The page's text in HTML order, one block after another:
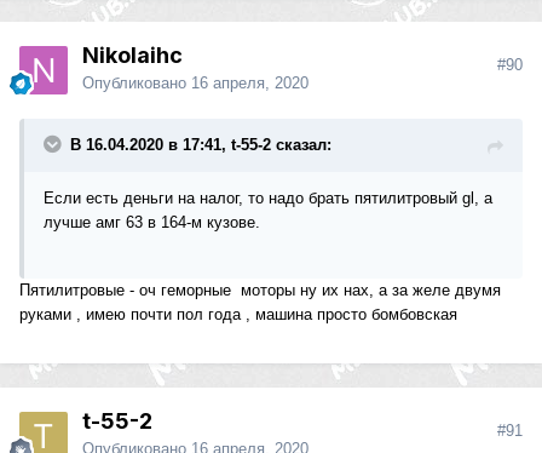
Nikolaihc
Опубликовано 16 апреля, 2020
#90
В 16.04.2020 в 17:41, t-55-2 сказал:
Если есть деньги на налог, то надо брать пятилитровый gl, а
лучше амг 63 в 164-м кузове.
Пятилитровые - оч геморные моторы ну их нах, а за желе двумя
руками , имею почти пол года , машина просто бомбовская
t-55-2
Опубликовано 16 апреля, 2020
#91